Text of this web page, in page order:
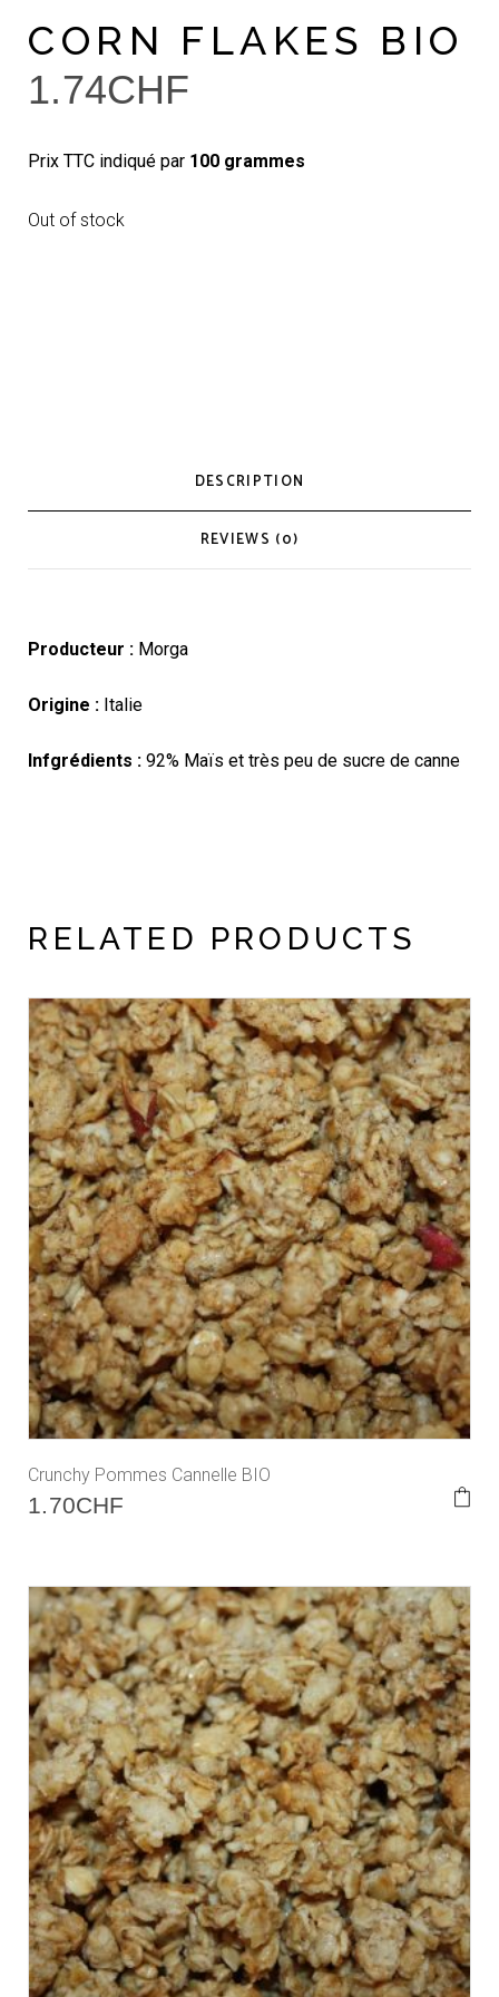
CORN FLAKES BIO
1.74CHF
Prix TTC indiqué par 100 grammes
Out of stock
DESCRIPTION
REVIEWS (0)
Producteur : Morga
Origine : Italie
Infgrédients :92% Maïs et très peu de sucre de canne
RELATED PRODUCTS
Crunchy Pommes Cannelle BIO
1.70CHF